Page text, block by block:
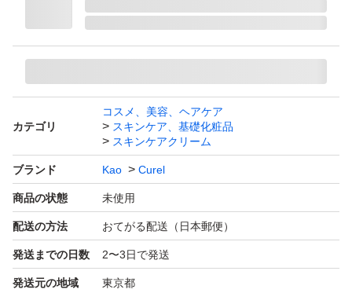
カテゴリ
コスメ、美容、ヘアケア
スキンケア、基礎化粧品
スキンケアクリーム
ブランド Kao Curel
商品の状態 未使用
配送の方法 おてがる配送（日本郵便）
発送までの日数 2〜3日で発送
発送元の地域 東京都